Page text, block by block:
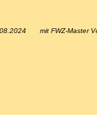
mit FWZ-Master